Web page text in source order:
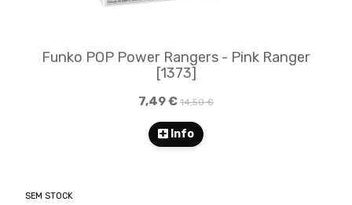
Funko POP Power Rangers - Pink Ranger
[1373]
7,49 € 14,50 €
Info
SEM STOCK